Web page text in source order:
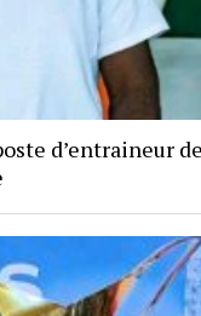
d’entraineur